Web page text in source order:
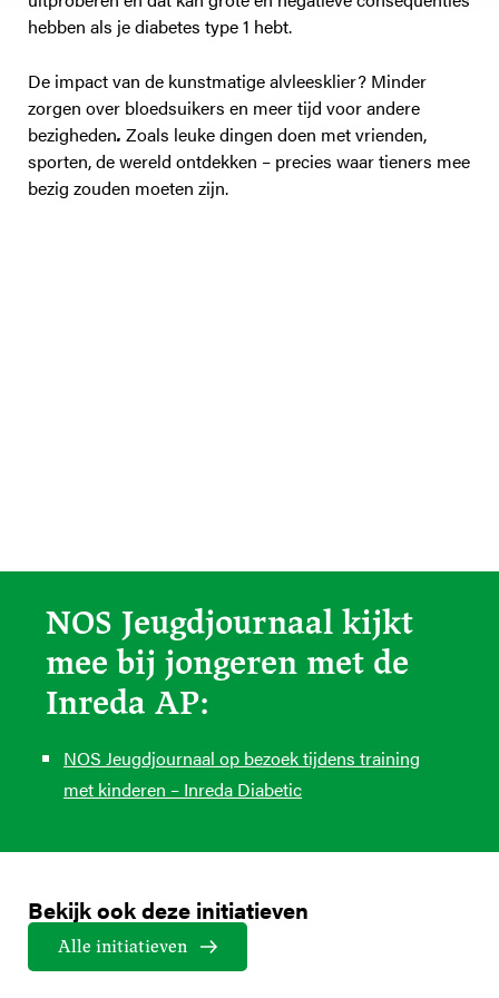
hebben als je diabetes type 1 hebt.
De impact van de kunstmatige alvleesklier? Minder
zorgen over bloedsuikers en meer tijd voor andere
bezigheden. Zoals leuke dingen doen met vrienden,
sporten, de wereld ontdekken – precies waar tieners mee
bezig zouden moeten zijn.
NOS Jeugdjournaal kijkt
mee bij jongeren met de
Inreda AP:
NOS Jeugdjournaal op bezoek tijdens training
met kinderen – Inreda Diabetic
Bekijk ook deze initiatieven
Alle initiatieven